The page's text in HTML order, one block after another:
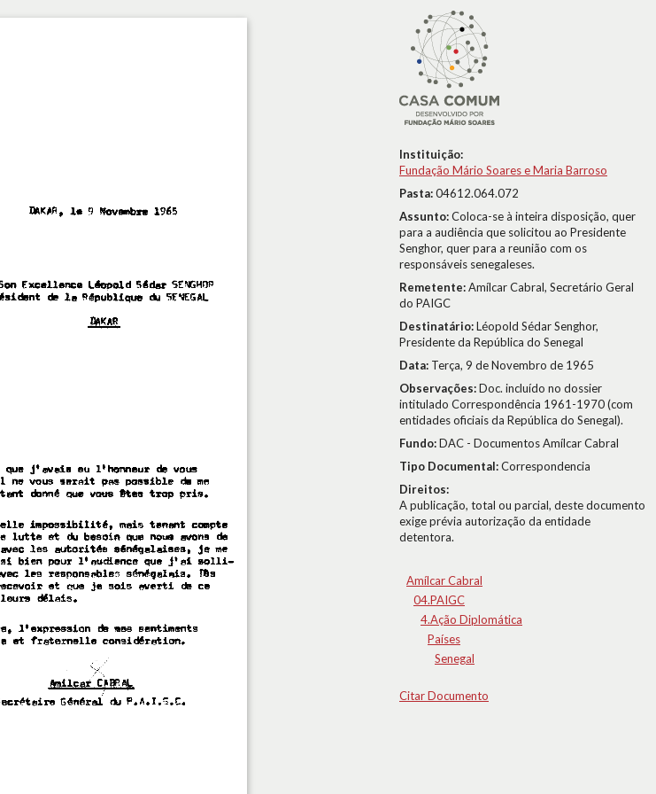
Instituição:
Fundação Mário Soares e Maria Barroso
Pasta:04612.064.072
Assunto:Coloca-se à inteira disposição, quer
para a audiência que solicitou ao Presidente
Senghor, quer para a reunião com os
responsáveis senegaleses.
Remetente:Amílcar Cabral, Secretário Geral
do PAIGC
Destinatário:Léopold Sédar Senghor,
Presidente da República do Senegal
Data: Terça, 9 de Novembro de 1965
Observações:Doc. incluído no dossier
intitulado Correspondência 1961-1970 (com
entidades oficiais da República do Senegal).
Fundo:DAC - Documentos Amílcar Cabral
Tipo Documental:Correspondencia
Direitos:
A publicação, total ou parcial, deste documento
exige prévia autorização da entidade
detentora.
Amílcar Cabral
04.PAIGC
4.Ação Diplomática
Países
Senegal
Citar Documento